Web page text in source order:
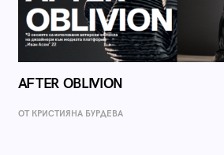
AFTER OBLIVION
ОТ КРИСТИЯНА БУРДЕВА